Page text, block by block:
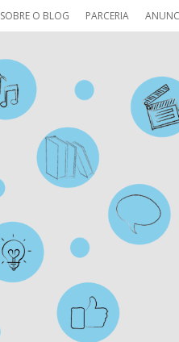
SOBRE O BLOG PARCERIA